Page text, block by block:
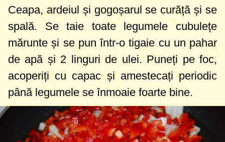
Ceapa, ardeiul și gogoșarul se curăță și se
spală. Se taie toate legumele cubulețe
mărunte și se pun într-o tigaie cu un pahar
de apă și 2 linguri de ulei. Puneți pe foc,
acoperiți cu capac și amestecați periodic
până legumele se înmoaie foarte bine.